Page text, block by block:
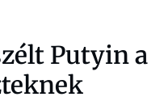
Putyin a